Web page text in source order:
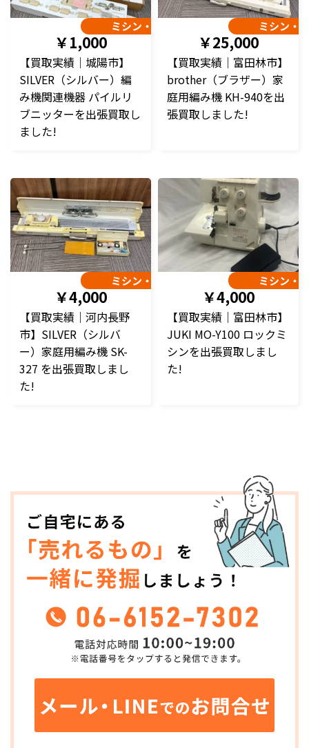
ミシン・編み機
￥1,000
【買取実績｜城陽市】
SILVER（シルバー）編
み機関連機器 パイルリ
ブニッターを出張買取し
ました!
ミシン・
￥25,000
【買取実績｜富田林市】
brother（ブラザー）家
庭用編み機 KH-940を出
張買取しました!
ミシン・編み機
￥4,000
【買取実績｜河内長野
市】SILVER（シルバ
ー）家庭用編み機 SK-
327 を出張買取しまし
た!
ミシン・
￥4,000
【買取実績｜富田林市】
JUKI MO-Y100 ロックミ
シンを出張買取しまし
た!